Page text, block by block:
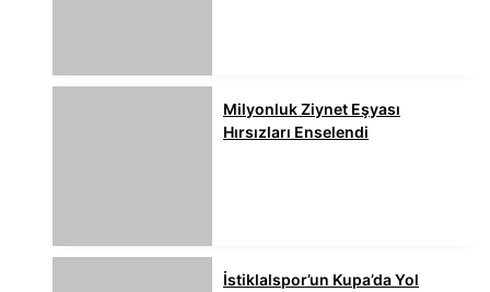
Milyonluk Ziynet Eşyası
Hırsızları Enselendi
İstiklalspor’un Kupa’da Yol